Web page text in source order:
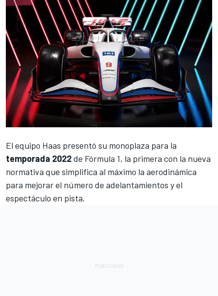
El equipo Haas presentó su monoplaza para la
temporada 2022de Fórmula 1, la primera con la nueva
normativa que simplifica al máximo la aerodinámica
para mejorar el número de adelantamientos y el
espectáculo en pista.